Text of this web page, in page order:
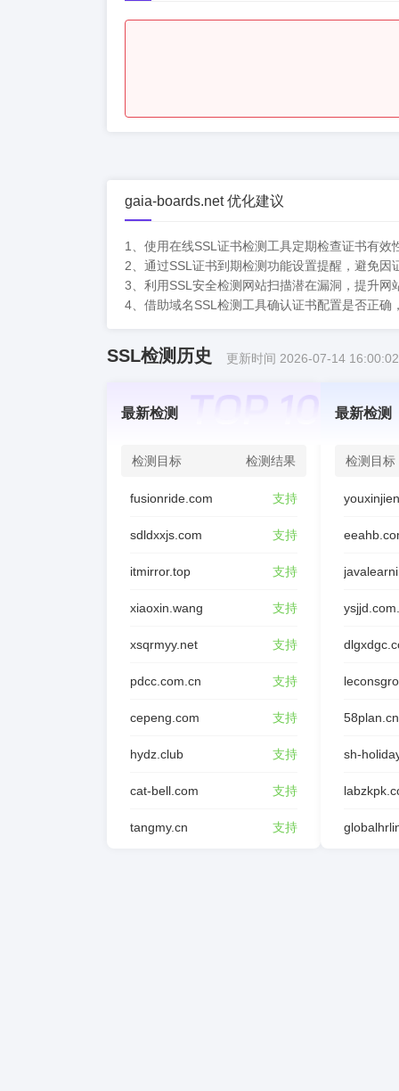
gaia-boards.net 优化建议
1、使用在线SSL证书检测工具定期检查证书有效
2、通过SSL证书到期检测功能设置提醒，避免因
3、利用SSL安全检测网站扫描潜在漏洞，提升网
4、借助域名SSL检测工具确认证书配置是否正确
SSL检测历史 更新时间 2026-07-14 16:00:02
最新检测
检测目标 检测结果
fusionride.com 支持
sdldxxjs.com 支持
itmirror.top 支持
xiaoxin.wang 支持
xsqrmyy.net 支持
pdcc.com.cn 支持
cepeng.com 支持
hydz.club 支持
cat-bell.com 支持
tangmy.cn 支持
最新检测
检测目标
58plan.cn
sh-